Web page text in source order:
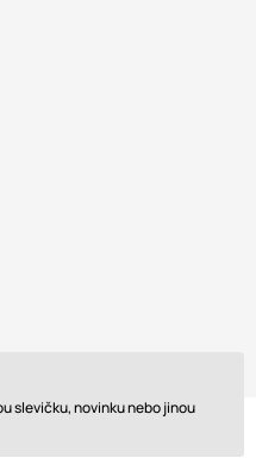
slevičku, novinku nebo jinou